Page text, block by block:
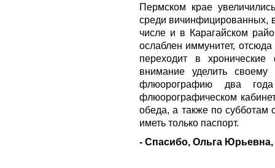
Пермском крае
среди вичинфицированных,
числе и в Карагайском
ослаблен иммунитет,
переходит в
внимание уделить
флюорографию два
флюорографическом
обеда, а также по субботам
иметь только паспорт.
- Спасибо, Ольга